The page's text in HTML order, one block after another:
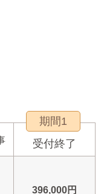
期間1
受付終了
396,000円